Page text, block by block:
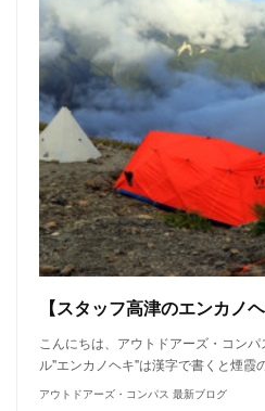
こんにちは、アウトドアーズ・コン
ル"エンカノヘキ"は漢字で書くと煙
アウトドアーズ・コンパス 最新ブログ